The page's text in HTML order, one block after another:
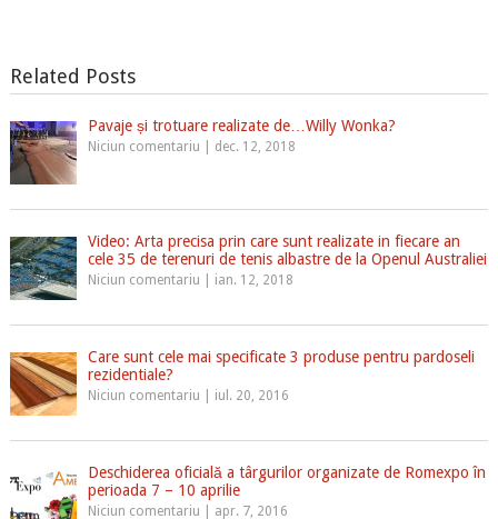
Related Posts
Pavaje și trotuare realizate de…Willy Wonka?
Niciun comentariu dec. 12, 2018
Video: Arta precisa prin care sunt realizate in fiecare an
cele 35 de terenuri de tenis albastre de la Openul Australiei
Niciun comentariu ian. 12, 2018
Care sunt cele mai specificate 3 produse pentru pardoseli
rezidentiale?
Niciun comentariu iul. 20, 2016
Deschiderea oficială a târgurilor organizate de Romexpo în
perioada 7 – 10 aprilie
Niciun comentariu apr. 7, 2016